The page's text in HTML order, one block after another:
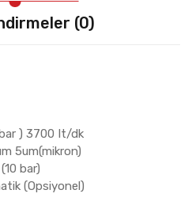
(0)
) 3700 It/dk
5um(mikron)
bar)
(Opsiyonel)